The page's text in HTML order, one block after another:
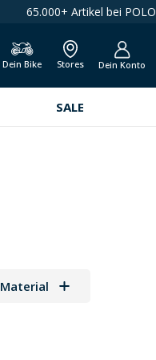
65.000+ Artikel bei
Dein Bike Stores Dein Konto
SALE
Material